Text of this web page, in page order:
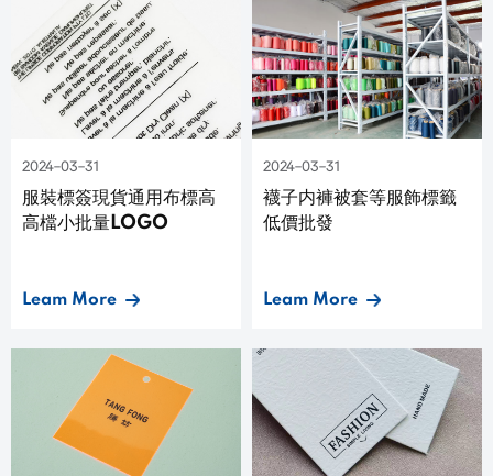
2024-03-31
服裝標簽現貨通用布標高
高檔小批量LOGO
Leam More
2024-03-31
襪子内褲被套等服飾標籤
低價批發
Leam More